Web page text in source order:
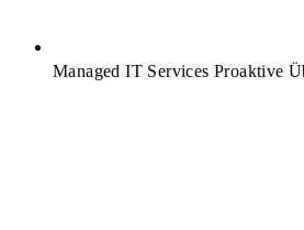
Managed IT Services Proaktive